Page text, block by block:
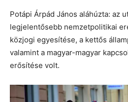
Potápi Árpád János aláhúzta: az
legjelentősebb nemzetpolitikai
közjogi egyesítése, a kettős
valamint a magyar-magyar
erősítése volt.